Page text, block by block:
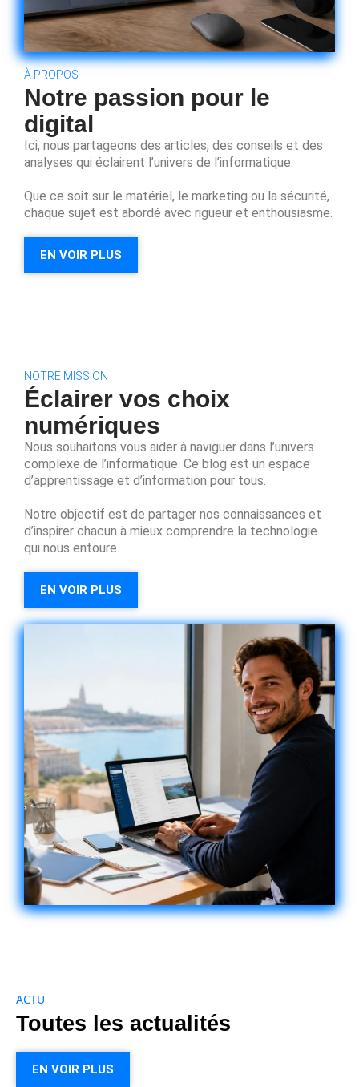
À PROPOS
Notre passion pour le
digital
Ici, nous partageons des articles, des conseils et des
analyses qui éclairent l’univers de l’informatique.
Que ce soit sur le matériel, le marketing ou la sécurité,
chaque sujet est abordé avec rigueur et enthousiasme.
EN VOIR PLUS
NOTRE MISSION
Éclairer vos choix
numériques
Nous souhaitons vous aider à naviguer dans l’univers
complexe de l’informatique. Ce blog est un espace
d’apprentissage et d’information pour tous.
Notre objectif est de partager nos connaissances et
d’inspirer chacun à mieux comprendre la technologie
qui nous entoure.
EN VOIR PLUS
ACTU
Toutes les actualités
EN VOIR PLUS